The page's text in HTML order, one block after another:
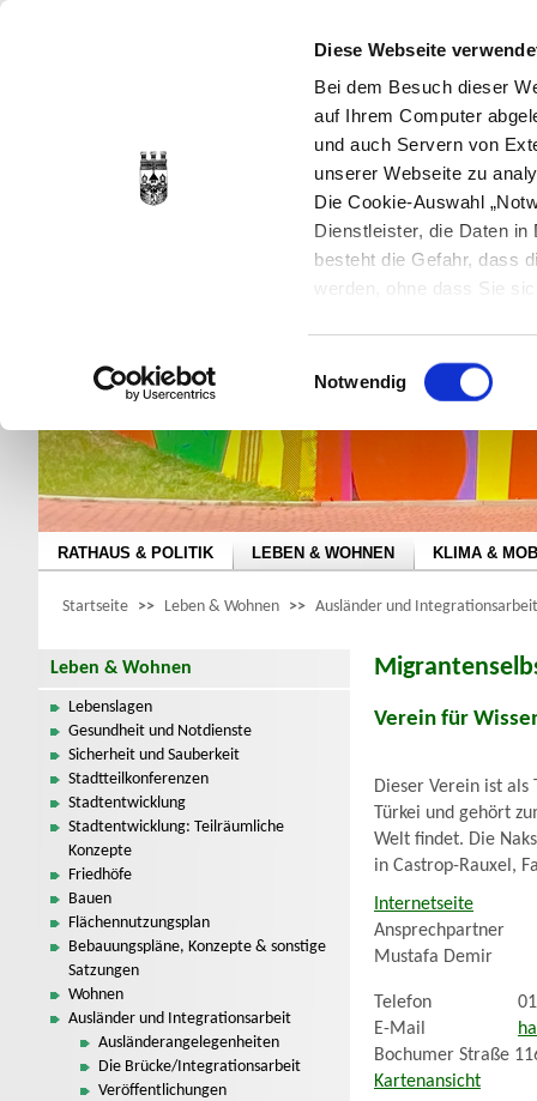
Diese Webseite
Bei dem Besuch dieser
auf Ihrem Computer
und auch Servern von
unserer Webseite zu
Die Cookie-Auswahl
Dienstleister, die Daten
besteht die Gefahr, dass
werden, ohne dass Sie
Datenschutzerklärung
jederzeit mit Wirkung für
Einwilligungsauswahl
Notwendig
RATHAUS & POLITIK LEBEN & WOHNEN KLIMA &
Startseite >> Leben & Wohnen >> Ausländer und Integrationsarbeit
Leben & Wohnen
Lebenslagen
Gesundheit und Notdienste
Sicherheit und Sauberkeit
Stadtteilkonferenzen
Stadtentwicklung
Stadtentwicklung: Teilräumliche
Konzepte
Friedhöfe
Bauen
Flächennutzungsplan
Bebauungspläne, Konzepte & sonstige
Satzungen
Wohnen
Ausländer und Integrationsarbeit
Ausländerangelegenheiten
Die Brücke/Integrationsarbeit
Veröffentlichungen
Verein für
Dieser Verein ist als
Türkei und gehört
Welt findet. Die
in Castrop-Rauxel,
Internetseite
Ansprechpartner
Mustafa Demir
Telefon
E-Mail
Bochumer Straße
Kartenansicht